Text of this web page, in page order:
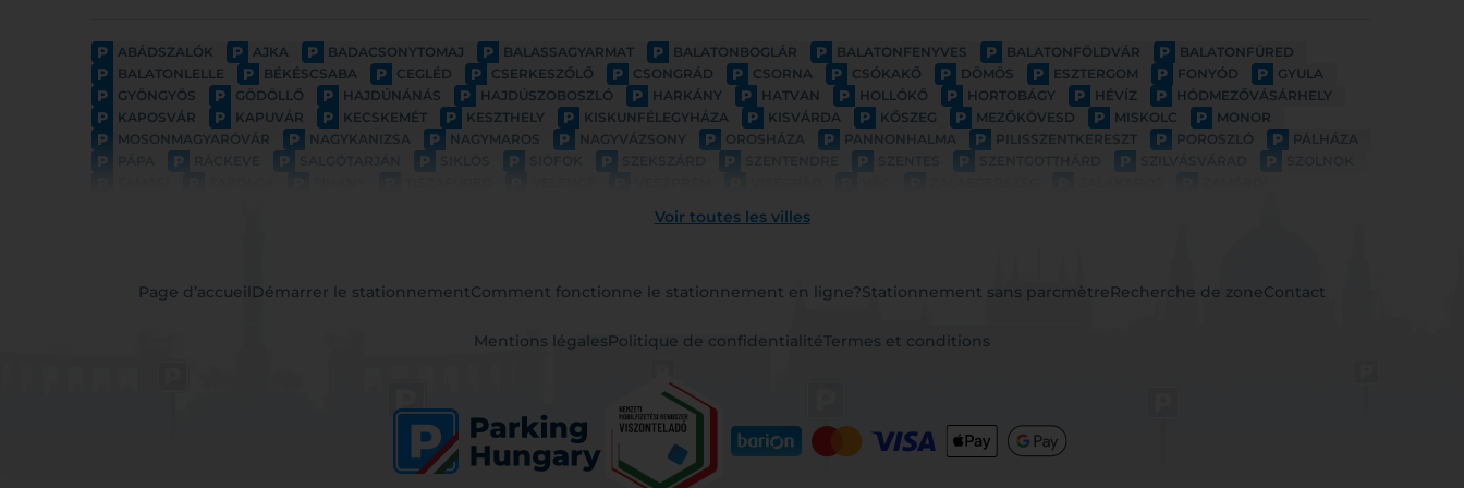
P ABÁDSZALÓK P AJKA P BADACSONYTOMAJ P BALASSAGYARMAT P BALATONBOGLÁR P BALATONFENYVES P BALATONFÖLDVÁR P BALATONFÜRED
P BALATONLELLE P BÉKÉSCSABA P CEGLÉD P CSERKESZŐLŐ P CSONGRÁD P CSORNA P CSÓKAKŐ P DÖMÖS P ESZTERGOM P FONYÓD P GYULA
P GYÖNGYÖS P GÖDÖLLŐ P HAJDÚNÁNÁS P HAJDÚSZOBOSZLÓ P HARKÁNY P HATVAN P HOLLÓKŐ P HORTOBÁGY P HÉVÍZ P HÓDMEZŐVÁSÁRHELY
P KAPOSVÁR P KAPUVÁR P KECSKEMÉT P KESZTHELY P KISKUNFÉLEGYHÁZA P KISVÁRDA P KŐSZEG P MEZŐKÖVESD P MISKOLC P MONOR
P MOSONMAGYARÓVÁR P NAGYKANIZSA P NAGYMAROS P NAGYVÁZSONY P OROSHÁZA P PANNONHALMA P PILISSZENTKERESZT P POROSZLÓ P PÁLHÁZA
P P P P P P P P P P P
Voir toutes les villes
Page d’accueil Démarrer le stationnementComment fonctionne le stationnement en ligne?Stationnement sans parcmètreRecherche de zoneContact
Mentions légalesPolitique de confidentialitéTermes et conditions